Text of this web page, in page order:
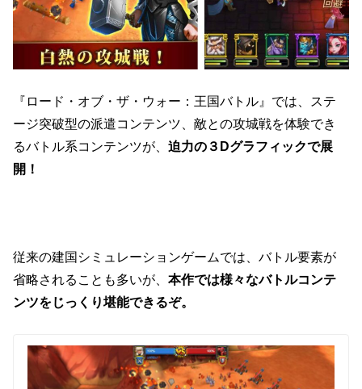
『ロード・オブ・ザ・ウォー：王国バトル』では、 ステ
ージ突破型の派遣コンテンツ、敵との攻城戦を体験でき
るバトル系コンテンツが、迫力の３Dグラフィックで展
開！
従来の建国シミュレーションゲームでは、バトル要素が
省略されることも多いが、本作では様々なバトルコンテ
ンツをじっくり堪能できるぞ。